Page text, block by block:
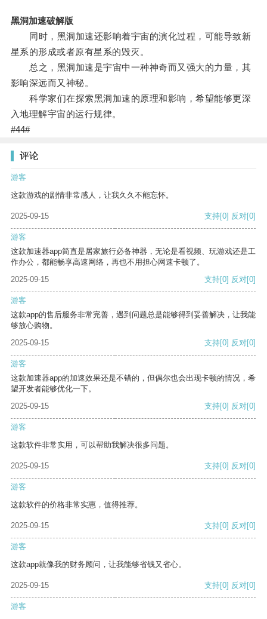
黑洞加速破解版
同时，黑洞加速还影响着宇宙的演化过程，可能导致新
星系的形成或者原有星系的毁灭。
总之，黑洞加速是宇宙中一种神奇而又强大的力量，其
影响深远而又神秘。
科学家们在探索黑洞加速的原理和影响，希望能够更深
入地理解宇宙的运行规律。
#44#
评论
游客
这款游戏的剧情非常感人，让我久久不能忘怀。
2025-09-15 支持[0] 反对[0]
游客
这款加速器app简直是居家旅行必备神器，无论是看视频、玩游戏还是工
作办公，都能畅享高速网络，再也不用担心网速卡顿了。
2025-09-15
支持[0] 反对[0]
游客
这款app的售后服务非常完善，遇到问题总是能够得到妥善解决，让我能
够放心购物。
2025-09-15
支持[0] 反对[0]
游客
这款加速器app的加速效果还是不错的，但偶尔也会出现卡顿的情况，希
望开发者能够优化一下。
2025-09-15
支持[0] 反对[0]
游客
这款软件非常实用，可以帮助我解决很多问题。
2025-09-15 支持[0] 反对[0]
游客
这款软件的价格非常实惠，值得推荐。
2025-09-15 支持[0] 反对[0]
游客
这款app就像我的财务顾问，让我能够省钱又省心。
2025-09-15 支持[0] 反对[0]
游客